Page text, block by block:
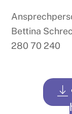
Bettina
280 70 240